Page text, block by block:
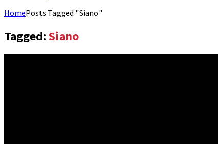
HomePosts Tagged "Siano"
Tagged:Siano